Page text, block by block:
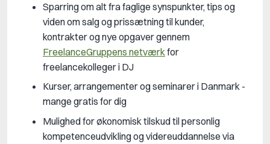
Sparring om alt fra faglige synspunkter, tips og
viden om salg og prissætning til kunder,
kontrakter og nye opgaver gennem
FreelanceGruppens netværkfor
freelancekolleger i DJ
Kurser, arrangementer og seminarer i Danmark -
mange gratis for dig
Mulighed for økonomisk tilskud til personlig
kompetenceudvikling og videreuddannelse via